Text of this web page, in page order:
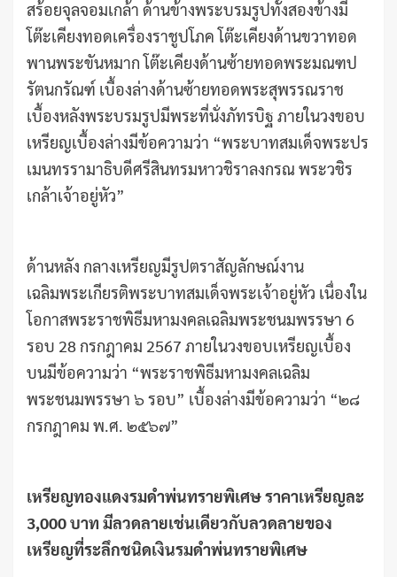
สร้อยจุลจอมเกล้า ด้านข้างพระบรมรูปทั้งสองข้างมี
โต๊ะเคียงทอดเครื่องราชูปโภค โต๊ะเคียงด้านขวาทอด
พานพระขันหมาก โต๊ะเคียงด้านซ้ายทอดพระมณฑป
รัตนกรัณฑ์ เบื้องล่างด้านซ้ายทอดพระสุพรรณราช
เบื้องหลังพระบรมรูปมีพระที่นั่งภัทรบิฐ ภายในวงขอบ
เหรียญเบื้องล่างมีข้อความว่า “พระบาทสมเด็จพระปร
เมนทรรามาธิบดีศรีสินทรมหาวชิราลงกรณ พระวชิร
เกล้าเจ้าอยู่หัว”
ด้านหลัง กลางเหรียญมีรูปตราสัญลักษณ์งาน
เฉลิมพระเกียรติพระบาทสมเด็จพระเจ้าอยู่หัว เนื่องใน
โอกาสพระราชพิธีมหามงคลเฉลิมพระชนมพรรษา 6
รอบ 28 กรกฎาคม 2567 ภายในวงขอบเหรียญเบื้อง
บนมีข้อความว่า “พระราชพิธีมหามงคลเฉลิม
พระชนมพรรษา ๖ รอบ” เบื้องล่างมีข้อความว่า “๒๘
กรกฎาคม พ.ศ. ๒๕๖๗”
เหรียญทองแดงรมดำพ่นทรายพิเศษ ราคาเหรียญละ
3,000 บาท มีลวดลายเช่นเดียวกับลวดลายของ
เหรียญที่ระลึกชนิดเงินรมดำพ่นทรายพิเศษ